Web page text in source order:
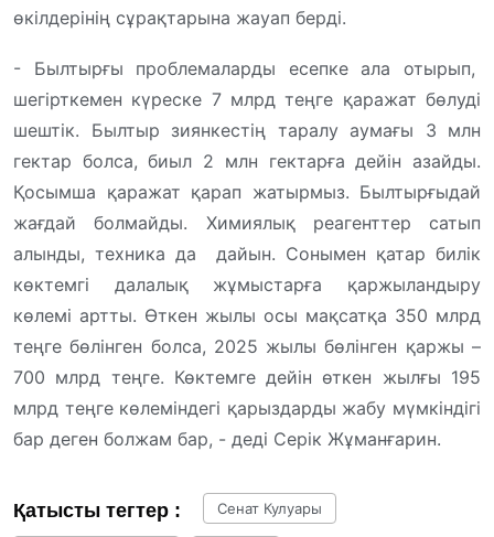
өкілдерінің сұрақтарына жауап берді.
- Былтырғы проблемаларды есепке ала отырып,
шегірткемен күреске 7 млрд теңге қаражат бөлуді
шештік. Былтыр зиянкестің таралу аумағы 3 млн
гектар болса, биыл 2 млн гектарға дейін азайды.
Қосымша қаражат қарап жатырмыз. Былтырғыдай
жағдай болмайды. Химиялық реагенттер сатып
алынды, техника да дайын. Сонымен қатар билік
көктемгі далалық жұмыстарға қаржыландыру
көлемі артты. Өткен жылы осы мақсатқа 350 млрд
теңге бөлінген болса, 2025 жылы бөлінген қаржы –
700 млрд теңге. Көктемге дейін өткен жылғы 195
млрд теңге көлеміндегі қарыздарды жабу мүмкіндігі
бар деген болжам бар, - деді Серік Жұманғарин.
Қатысты тегтер : Сенат Кулуары